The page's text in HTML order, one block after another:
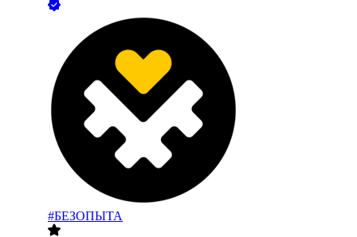
#БЕЗОПЫТА